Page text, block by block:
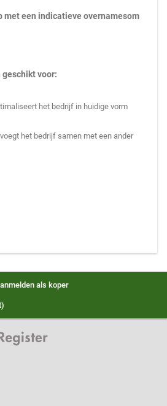
met een indicatieve overnamesom
geschikt voor:
het bedrijf in huidige vorm
het bedrijf samen met een ander
als koper